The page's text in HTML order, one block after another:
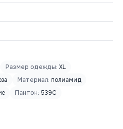
Размер одежды: XL
Материал: полиамид
Пантон: 539C